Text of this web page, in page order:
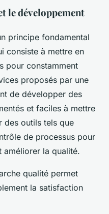
le développement
principe fondamental
consiste à mettre en
pour constamment
proposés par une
de développer des
et faciles à mettre
outils tels que
de processus pour
la qualité.
qualité permet
la satisfaction